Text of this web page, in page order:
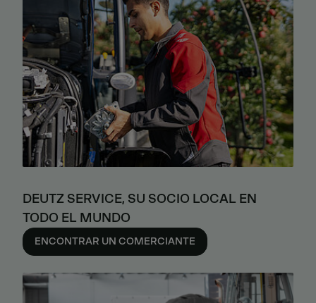
DEUTZ SERVICE, SU SOCIO LOCAL EN
TODO EL MUNDO
ENCONTRAR UN COMERCIANTE